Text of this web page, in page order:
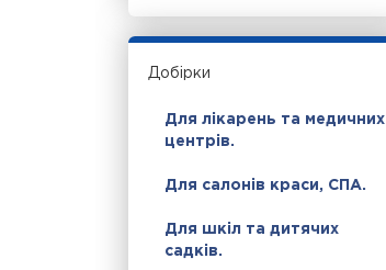
Добірки
Для лікарень та медичних
центрів.
Для салонів краси, СПА.
Для шкіл та дитячих
садків.